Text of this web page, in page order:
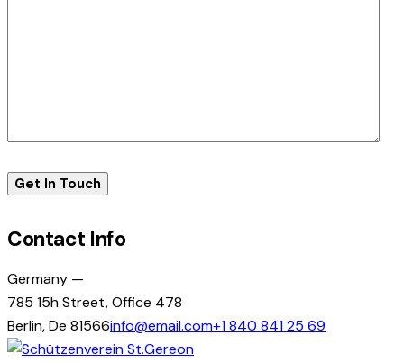
Contact Info
Germany —
785 15h Street, Office 478
Berlin, De 81566info@email.com+1 840 841 25 69